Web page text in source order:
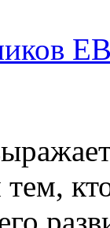
тем,